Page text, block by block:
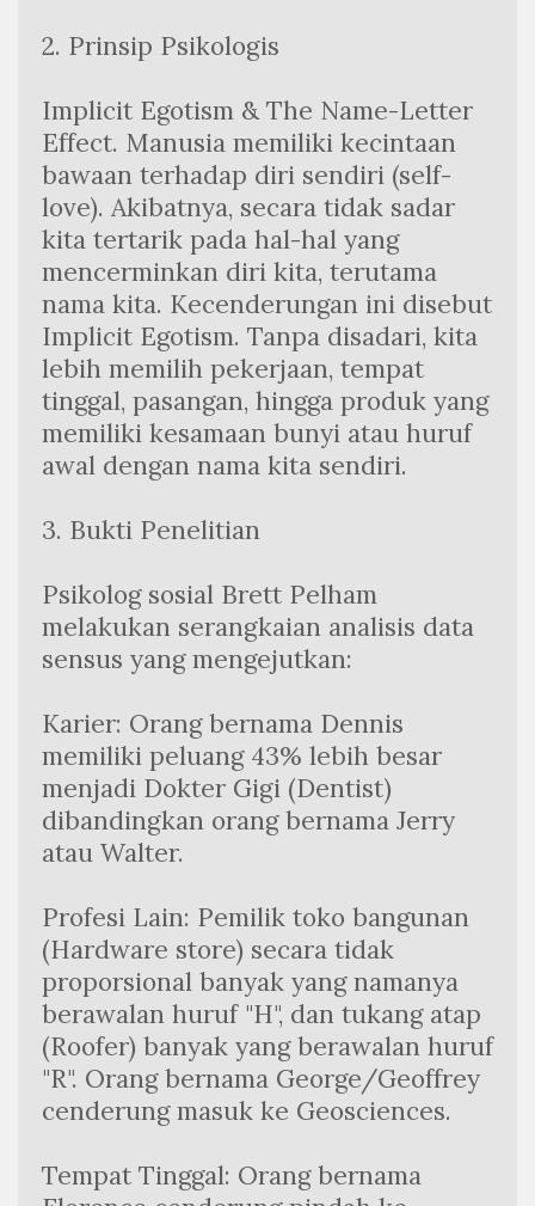
2. Prinsip Psikologis
Implicit Egotism & The Name-Letter
Effect. Manusia memiliki kecintaan
bawaan terhadap diri sendiri (self-
love). Akibatnya, secara tidak sadar
kita tertarik pada hal-hal yang
mencerminkan diri kita, terutama
nama kita. Kecenderungan ini disebut
Implicit Egotism. Tanpa disadari, kita
lebih memilih pekerjaan, tempat
tinggal, pasangan, hingga produk yang
memiliki kesamaan bunyi atau huruf
awal dengan nama kita sendiri.
3. Bukti Penelitian
Psikolog sosial Brett Pelham
melakukan serangkaian analisis data
sensus yang mengejutkan:
Karier: Orang bernama Dennis
memiliki peluang 43% lebih besar
menjadi Dokter Gigi (Dentist)
dibandingkan orang bernama Jerry
atau Walter.
Profesi Lain: Pemilik toko bangunan
(Hardware store) secara tidak
proporsional banyak yang namanya
berawalan huruf "H", dan tukang atap
(Roofer) banyak yang berawalan huruf
"R". Orang bernama George/Geoffrey
cenderung masuk ke Geosciences.
Tempat Tinggal: Orang bernama